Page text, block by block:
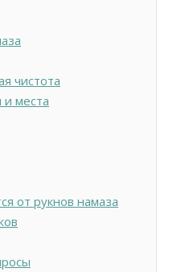
чистота
места
от рукнов намаза